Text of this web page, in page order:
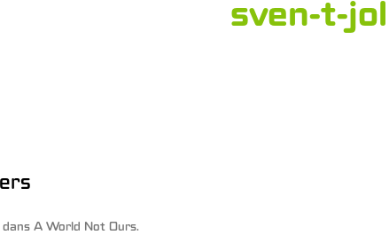
sven-t-
dans A World Not Ours.